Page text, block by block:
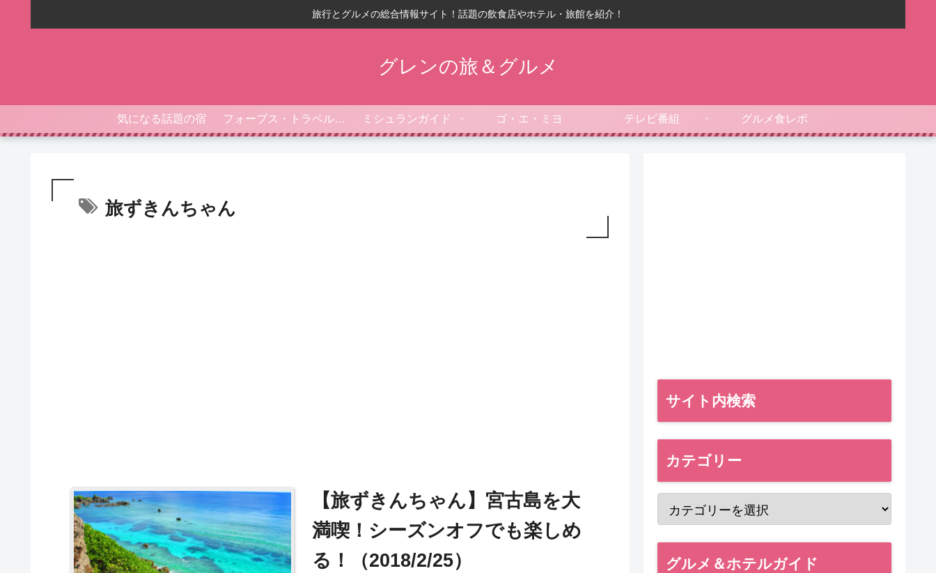
旅行とグルメの総合情報サイト！話題の飲食店やホテル・旅館を紹介！
グレンの旅＆グルメ
気になる話題の宿 フォーブス・トラベルガイド ミシュランガイド ゴ・エ・ミヨ テレビ番組 グルメ食レポ
旅ずきんちゃん
【旅ずきんちゃん】宮古島を大
満喫！シーズンオフでも楽しめ
る！（2018/2/25）
サイト内検索
カテゴリー
グルメ＆ホテルガイド